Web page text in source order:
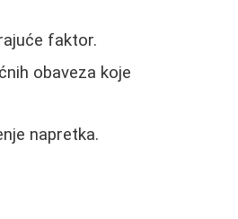
faktor.
obaveza koje
napretka.